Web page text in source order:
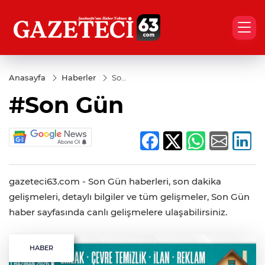
Anasayfa Haberler
Son
#Son Gün
gazeteci63.com - Son Gün haberleri, son dakika
gelişmeleri, detaylı bilgiler ve tüm gelişmeler, Son Gün
haber sayfasında canlı gelişmelere ulaşabilirsiniz.
HABER